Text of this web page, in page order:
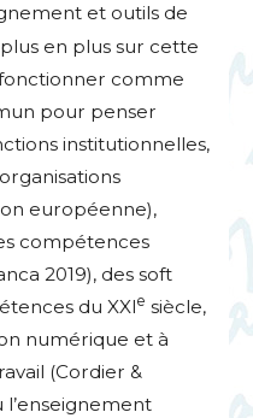
et outils de
en plus sur cette
comme
pour penser
institutionnelles,
européenne),
compétences
2019), des soft
du XXIe siècle,
numérique et à
(Cordier &
l’enseignement